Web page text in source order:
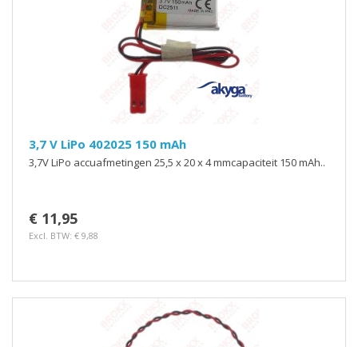
3,7 V LiPo 402025 150 mAh
3,7V LiPo accuafmetingen 25,5 x 20 x 4 mmcapaciteit 150 mAh..
€ 11,95
Excl. BTW: € 9,88